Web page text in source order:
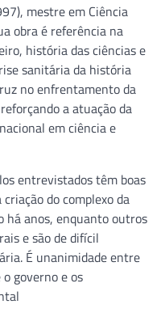
mestre em Ciência
obra é referência na
história das ciências e
sanitária da história
no enfrentamento da
a atuação da
em ciência e
entrevistados têm boas
do complexo da
há anos, enquanto outros
e são de difícil
É unanimidade entre
governo e os